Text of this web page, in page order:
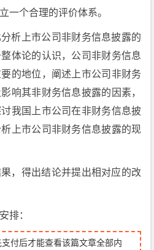
一个合理的评价体系。
析上市公司非财务信息披露的
体论的认识，公司非财务信息
的地位，阐述上市公司非财务
响其非财务信息披露的因素，
我国上市公司在非财务信息披
上市公司非财务信息披露的现
，得出结论并提出相对应的改
排：
付后才能查看该篇文章全部内